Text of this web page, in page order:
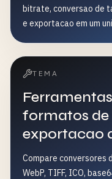
bitrate, conversao de
e exportacao em um
TEMA
formatos de
exportacao
Compare conversores
WebP, TIFF, ICO,